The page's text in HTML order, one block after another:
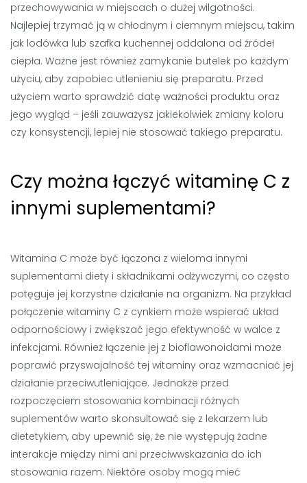
przechowywania w miejscach o dużej wilgotności.
Najlepiej trzymać ją w chłodnym i ciemnym miejscu, takim
jak lodówka lub szafka kuchennej oddalona od źródeł
ciepła. Ważne jest również zamykanie butelek po każdym
użyciu, aby zapobiec utlenieniu się preparatu. Przed
użyciem warto sprawdzić datę ważności produktu oraz
jego wygląd – jeśli zauważysz jakiekolwiek zmiany koloru
czy konsystencji, lepiej nie stosować takiego preparatu.
Czy można łączyć witaminę C z
innymi suplementami?
Witamina C może być łączona z wieloma innymi
suplementami diety i składnikami odżywczymi, co często
potęguje jej korzystne działanie na organizm. Na przykład
połączenie witaminy C z cynkiem może wspierać układ
odpornościowy i zwiększać jego efektywność w walce z
infekcjami. Również łączenie jej z bioflawonoidami może
poprawić przyswajalność tej witaminy oraz wzmacniać jej
działanie przeciwutleniające. Jednakże przed
rozpoczęciem stosowania kombinacji różnych
suplementów warto skonsultować się z lekarzem lub
dietetykiem, aby upewnić się, że nie występują żadne
interakcje między nimi ani przeciwwskazania do ich
stosowania razem. Niektóre osoby mogą mieć